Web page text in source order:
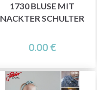
1730 BLUSE MIT
NACKTER SCHULTER
0.00 €